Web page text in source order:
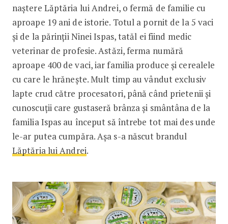
naștere Lăptăria lui Andrei, o fermă de familie cu
aproape 19 ani de istorie. Totul a pornit de la 5 vaci
și de la părinții Ninei Ispas, tatăl ei fiind medic
veterinar de profesie. Astăzi, ferma numără
aproape 400 de vaci, iar familia produce și cerealele
cu care le hrănește. Mult timp au vândut exclusiv
lapte crud către procesatori, până când prietenii și
cunoscuții care gustaseră brânza și smântâna de la
familia Ispas au început să întrebe tot mai des unde
le-ar putea cumpăra. Așa s-a născut brandul
Lăptăria lui Andrei.